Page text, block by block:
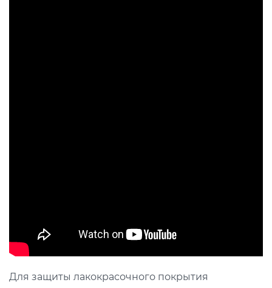
Для защиты лакокрасочного покрытия